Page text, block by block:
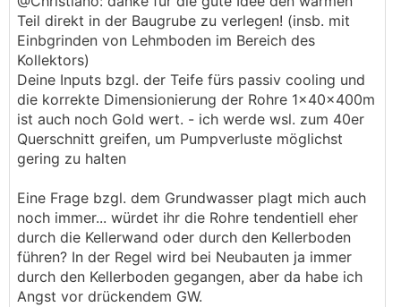
Teil direkt in der Baugrube zu verlegen! (insb. mit
Einbgrinden von Lehmboden im Bereich des
Kollektors)
Deine Inputs bzgl. der Teife fürs passiv cooling und
die korrekte Dimensionierung der Rohre 1x40x400m
ist auch noch Gold wert. - ich werde wsl. zum 40er
Querschnitt greifen, um Pumpverluste möglichst
gering zu halten
Eine Frage bzgl. dem Grundwasser plagt mich auch
noch immer... würdet ihr die Rohre tendentiell eher
durch die Kellerwand oder durch den Kellerboden
führen? In der Regel wird bei Neubauten ja immer
durch den Kellerboden gegangen, aber da habe ich
Angst vor drückendem GW.